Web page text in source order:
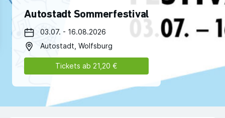
Autostadt Sommerfestival
03.07. - 16.08.2026
Autostadt, Wolfsburg
Tickets ab 21,20 €